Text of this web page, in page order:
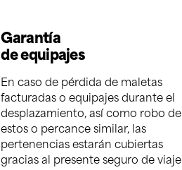
Garantía
de equipajes
En caso de pérdida de maletas
facturadas o equipajes durante el
desplazamiento, así como robo de
estos o percance similar, las
pertenencias estarán cubiertas
gracias al presente seguro de viaje